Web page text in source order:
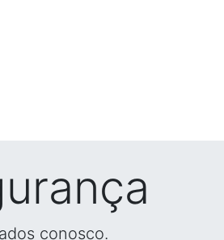
conosco.